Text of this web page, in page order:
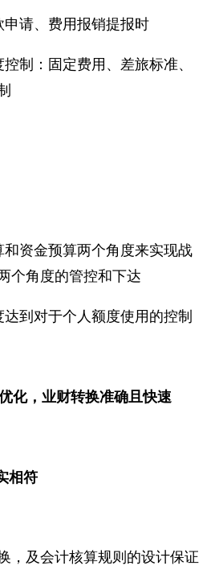
申请、费用报销提报时
控制：固定费用、差旅标准、
和资金预算两个角度来实现战
个角度的管控和下达
达到对于个人额度使用的控制
化，业财转换准确且快速
相符
，及会计核算规则的设计保证